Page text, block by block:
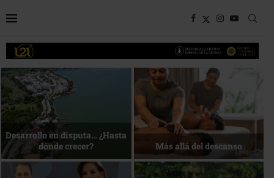
Bottega, un viaje servido a la
mesa
Energía que Impulsa la
competitividad